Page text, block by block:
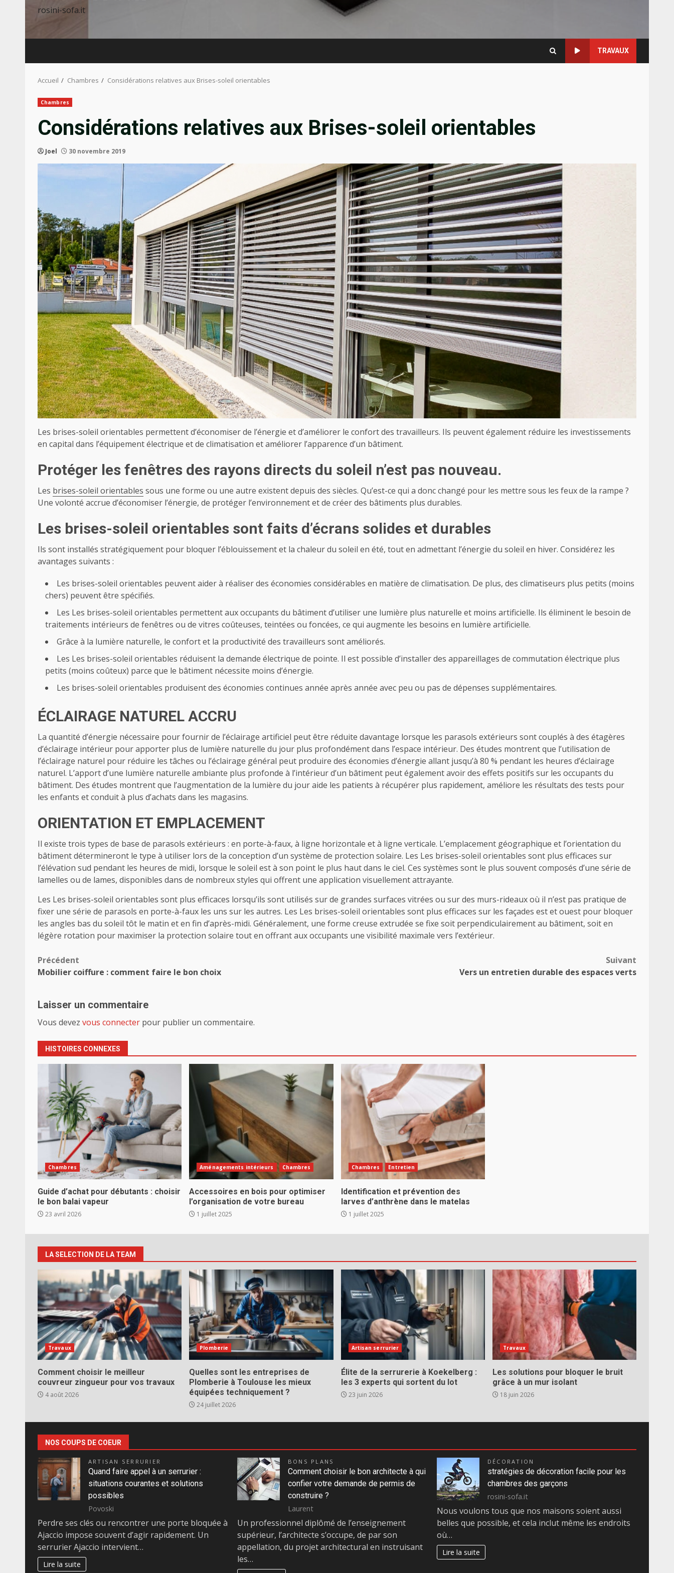
rosini-sofa.it
TRAVAUX
Accueil Chambres Considérations relatives aux Brises-soleil orientables
Chambres
Considérations relatives aux Brises-soleil orientables
Joel 30 novembre 2019
Les brises-soleil orientables permettent d’économiser de l’énergie et d’améliorer le confort des travailleurs. Ils peuvent également réduire les investissements
en capital dans l’équipement électrique et de climatisation et améliorer l’apparence d’un bâtiment.
Protéger les fenêtres des rayons directs du soleil n’est pas nouveau.
Les brises-soleil orientables sous une forme ou une autre existent depuis des siècles. Qu’est-ce qui a donc changé pour les mettre sous les feux de la rampe ?
Une volonté accrue d’économiser l’énergie, de protéger l’environnement et de créer des bâtiments plus durables.
Les brises-soleil orientables sont faits d’écrans solides et durables
Ils sont installés stratégiquement pour bloquer l’éblouissement et la chaleur du soleil en été, tout en admettant l’énergie du soleil en hiver. Considérez les
avantages suivants :
Les brises-soleil orientables peuvent aider à réaliser des économies considérables en matière de climatisation. De plus, des climatiseurs plus petits (moins
chers) peuvent être spécifiés.
Les Les brises-soleil orientables permettent aux occupants du bâtiment d’utiliser une lumière plus naturelle et moins artificielle. Ils éliminent le besoin de
traitements intérieurs de fenêtres ou de vitres coûteuses, teintées ou foncées, ce qui augmente les besoins en lumière artificielle.
Grâce à la lumière naturelle, le confort et la productivité des travailleurs sont améliorés.
Les Les brises-soleil orientables réduisent la demande électrique de pointe. Il est possible d’installer des appareillages de commutation électrique plus
petits (moins coûteux) parce que le bâtiment nécessite moins d’énergie.
Les brises-soleil orientables produisent des économies continues année après année avec peu ou pas de dépenses supplémentaires.
ÉCLAIRAGE NATUREL ACCRU
La quantité d’énergie nécessaire pour fournir de l’éclairage artificiel peut être réduite davantage lorsque les parasols extérieurs sont couplés à des étagères
d’éclairage intérieur pour apporter plus de lumière naturelle du jour plus profondément dans l’espace intérieur. Des études montrent que l’utilisation de
l’éclairage naturel pour réduire les tâches ou l’éclairage général peut produire des économies d’énergie allant jusqu’à 80 % pendant les heures d’éclairage
naturel. L’apport d’une lumière naturelle ambiante plus profonde à l’intérieur d’un bâtiment peut également avoir des effets positifs sur les occupants du
bâtiment. Des études montrent que l’augmentation de la lumière du jour aide les patients à récupérer plus rapidement, améliore les résultats des tests pour
les enfants et conduit à plus d’achats dans les magasins.
ORIENTATION ET EMPLACEMENT
Il existe trois types de base de parasols extérieurs : en porte-à-faux, à ligne horizontale et à ligne verticale. L’emplacement géographique et l’orientation du
bâtiment détermineront le type à utiliser lors de la conception d’un système de protection solaire. Les Les brises-soleil orientables sont plus efficaces sur
l’élévation sud pendant les heures de midi, lorsque le soleil est à son point le plus haut dans le ciel. Ces systèmes sont le plus souvent composés d’une série de
lamelles ou de lames, disponibles dans de nombreux styles qui offrent une application visuellement attrayante.
Les Les brises-soleil orientables sont plus efficaces lorsqu’ils sont utilisés sur de grandes surfaces vitrées ou sur des murs-rideaux où il n’est pas pratique de
fixer une série de parasols en porte-à-faux les uns sur les autres. Les Les brises-soleil orientables sont plus efficaces sur les façades est et ouest pour bloquer
les angles bas du soleil tôt le matin et en fin d’après-midi. Généralement, une forme creuse extrudée se fixe soit perpendiculairement au bâtiment, soit en
légère rotation pour maximiser la protection solaire tout en offrant aux occupants une visibilité maximale vers l’extérieur.
Navigation
Précédent
Mobilier coiffure : comment faire le bon choix
Suivant
Vers un entretien durable des espaces verts
Laisser un commentaire
Vous devez vous connecter pour publier un commentaire.
HISTOIRES CONNEXES
Chambres
Guide d’achat pour débutants : choisir
le bon balai vapeur
23 avril 2026
Aménagements intérieurs Chambres
Accessoires en bois pour optimiser
l’organisation de votre bureau
1 juillet 2025
Chambres Entretien
Identification et prévention des
larves d’anthrène dans le matelas
1 juillet 2025
LA SELECTION DE LA TEAM
Travaux
Comment choisir le meilleur
couvreur zingueur pour vos travaux
4 août 2026
Plomberie
Quelles sont les entreprises de
Plomberie à Toulouse les mieux
équipées techniquement ?
24 juillet 2026
Artisan serrurier
Élite de la serrurerie à Koekelberg :
les 3 experts qui sortent du lot
23 juin 2026
Travaux
Les solutions pour bloquer le bruit
grâce à un mur isolant
18 juin 2026
NOS COUPS DE COEUR
ARTISAN SERRURIER
Quand faire appel à un serrurier :
situations courantes et solutions
possibles
Povoski
Perdre ses clés ou rencontrer une porte bloquée à
Ajaccio impose souvent d’agir rapidement. Un
serrurier Ajaccio intervient…
Lire la suite
BONS PLANS
Comment choisir le bon architecte à qui
confier votre demande de permis de
construire ?
Laurent
Un professionnel diplômé de l’enseignement
supérieur, l’architecte s’occupe, de par son
appellation, du projet architectural en instruisant
les…
DÉCORATION
stratégies de décoration facile pour les
chambres des garçons
rosini-sofa.it
Nous voulons tous que nos maisons soient aussi
belles que possible, et cela inclut même les endroits
où…
Lire la suite